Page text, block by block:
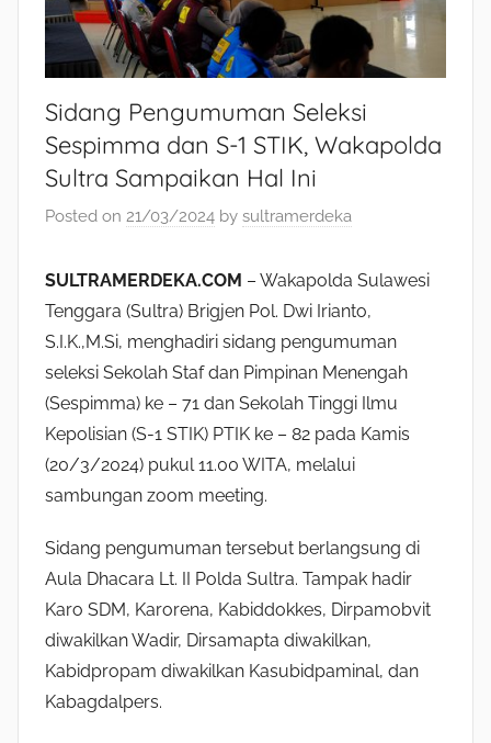
Sidang Pengumuman Seleksi
Sespimma dan S-1 STIK, Wakapolda
Sultra Sampaikan Hal Ini
Posted on 21/03/2024 by sultramerdeka
SULTRAMERDEKA.COM – Wakapolda Sulawesi
Tenggara (Sultra) Brigjen Pol. Dwi Irianto,
S.I.K.,M.Si, menghadiri sidang pengumuman
seleksi Sekolah Staf dan Pimpinan Menengah
(Sespimma) ke – 71 dan Sekolah Tinggi Ilmu
Kepolisian (S-1 STIK) PTIK ke – 82 pada Kamis
(20/3/2024) pukul 11.00 WITA, melalui
sambungan zoom meeting.
Sidang pengumuman tersebut berlangsung di
Aula Dhacara Lt. II Polda Sultra. Tampak hadir
Karo SDM, Karorena, Kabiddokkes, Dirpamobvit
diwakilkan Wadir, Dirsamapta diwakilkan,
Kabidpropam diwakilkan Kasubidpaminal, dan
Kabagdalpers.